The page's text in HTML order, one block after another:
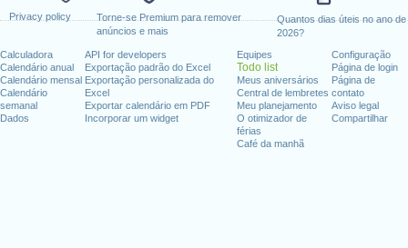
Privacy policy
Torne-se Premium para remover
anúncios e mais
Quantos dias úteis no ano de
2026?
Calculadora
Calendário anual
Calendário mensal
Calendário
semanal
Dados
API for developers
Exportação padrão do Excel
Exportação personalizada do
Excel
Exportar calendário em PDF
Incorporar um widget
Equipes
Todo list
Meus aniversários
Central de lembretes
Meu planejamento
O otimizador de
férias
Café da manhã
Configuração
Página de login
Página de
contato
Aviso legal
Compartilhar